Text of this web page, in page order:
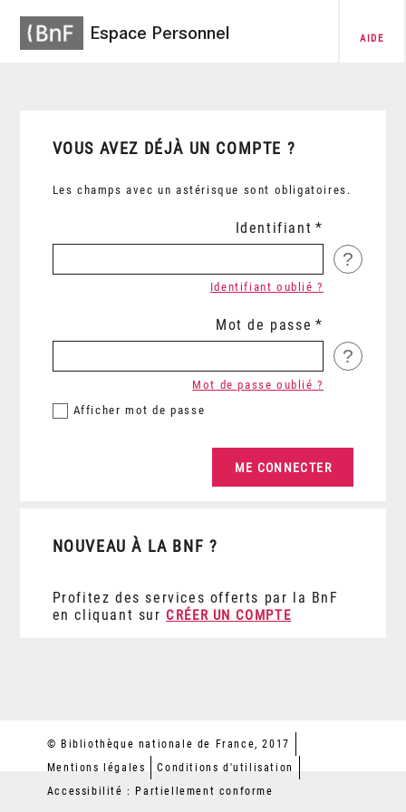
Espace Personnel AIDE
VOUS AVEZ DÉJÀ UN COMPTE ?
Les champs avec un astérisque sont obligatoires.
Identifiant
?
Identifiant oublié ?
Mot de passe
?
Afficher mot de passe
Mot de passe oublié ?
NOUVEAU À LA BNF ?
Profitez des services offerts par la BnF
en cliquant sur CRÉER UN COMPTE
© Bibliothèque nationale de France, 2017
Mentions légales
Conditions d'utilisation
Accessibilité : Partiellement conforme